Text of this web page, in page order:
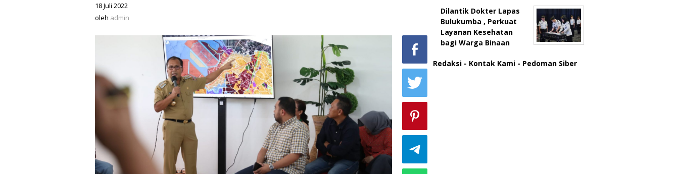
18 Juli 2022
oleh admin
Dilantik Dokter Lapas
Bulukumba , Perkuat
Layanan Kesehatan
bagi Warga Binaan
Redaksi - Kontak Kami - Pedoman Siber